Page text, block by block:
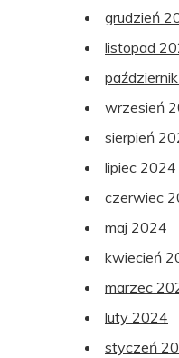
grudzień
listopad
wrzesień
sierpień
lipiec 2024
czerwiec
maj 2024
kwiecień
marzec
luty 2024
styczeń